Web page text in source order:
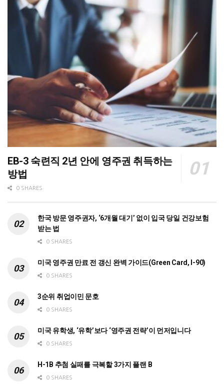
EB-3 숙련직 2년 안에 영주권 취득하는
방법
0 SHARES
한국 방문 영주권자, ‘6개월 대기’ 없이 입국 당일 건강보험
받는 법
0 SHARES
미국 영주권 만료 전 갱신 완벽 가이드(Green Card, I-90)
0 SHARES
3순위 취업이민 문호
0 SHARES
미국 유학생, ‘유학’보다 ‘영주권 전략’이 먼저입니다
0 SHARES
H-1B 추첨 실패를 극복할 3가지 플랜 B
0 SHARES